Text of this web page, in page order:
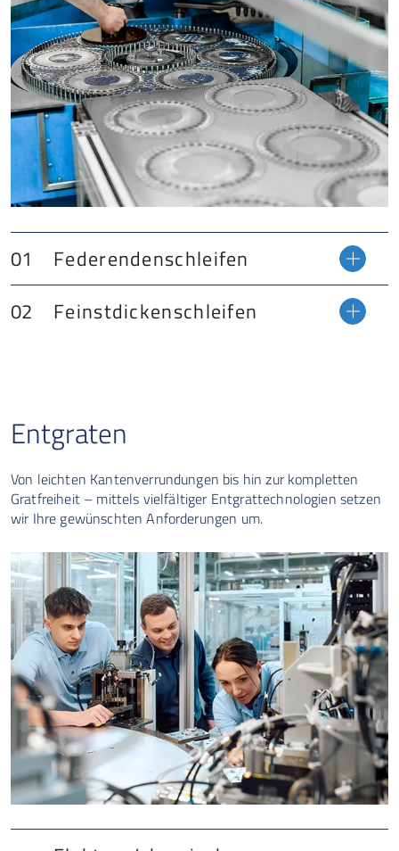
Federendenschleifen
Feinstdickenschleifen
Entgraten
Von leichten Kantenverrundungen bis hin zur kompletten
Gratfreiheit – mittels vielfältiger Entgrattechnologien setzen
wir Ihre gewünschten Anforderungen um.